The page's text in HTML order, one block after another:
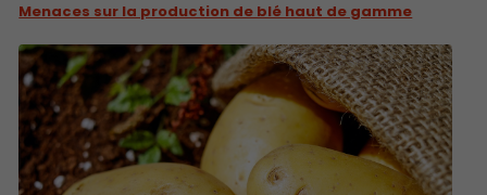
Menaces sur la production de blé haut de gamme